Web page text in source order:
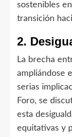
sostenibles
transición
2.
La brecha
ampliándose
serias
Foro, se
esta
equitativas y